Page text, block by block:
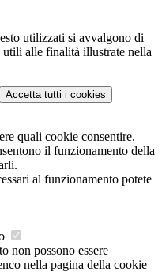
utilizzati si avvalgono di
utili alle finalità illustrate nella
Accetta tutti i cookies
quali cookie consentire.
il funzionamento della
al funzionamento potete
non possono essere
nella pagina della cookie